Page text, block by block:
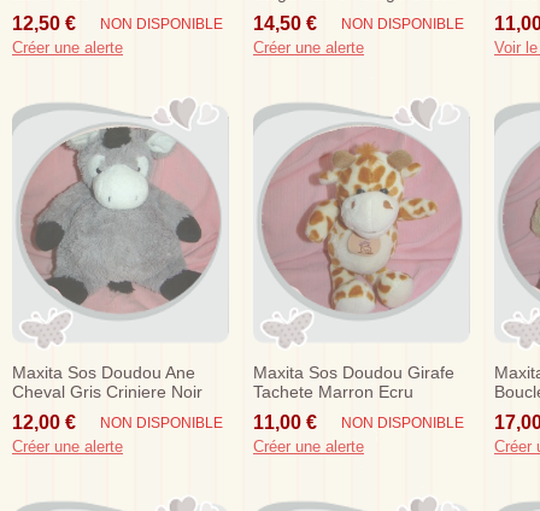
12,50 € NON DISPONIBLE
Créer une alerte
14,50 € NON DISPONIBLE
Créer une alerte Voir
Maxita Sos Doudou Ane
Cheval Gris Criniere Noir
12,00 € NON DISPONIBLE
Créer une alerte
Maxita Sos Doudou Girafe
Tachete Marron Ecru
Ecusson
11,00 € NON DISPONIBLE
Créer une alerte Créer